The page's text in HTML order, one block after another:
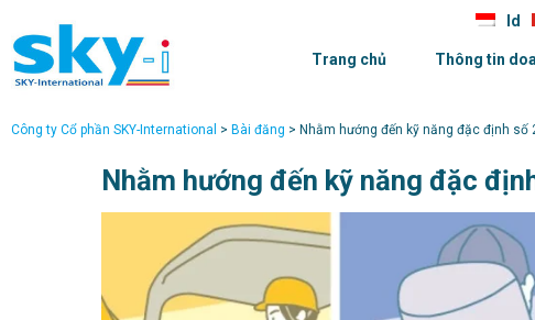
Id
Trang chủ
Thông tin
Công ty Cổ phần SKY-International > Bài đăng > Nhằm hướng đến kỹ năng đặc định số
Nhằm hướng đến kỹ năng đặc